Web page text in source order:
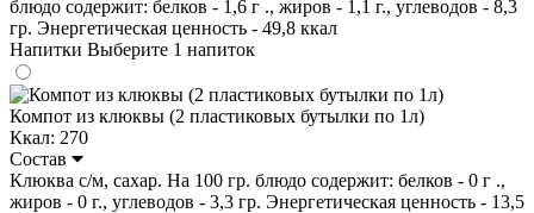
блюдо содержит: белков - 1,6 г ., жиров - 1,1 г., углеводов - 8,3
гр. Энергетическая ценность - 49,8 ккал
Напитки Выберите 1 напиток
Компот из клюквы (2 пластиковых бутылки по 1л)
Ккал: 270
Состав
Клюква с/м, сахар. На 100 гр. блюдо содержит: белков - 0 г .,
жиров - 0 г., углеводов - 3,3 гр. Энергетическая ценность - 13,5